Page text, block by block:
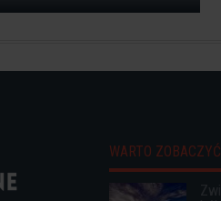
WARTO ZOBACZYĆ